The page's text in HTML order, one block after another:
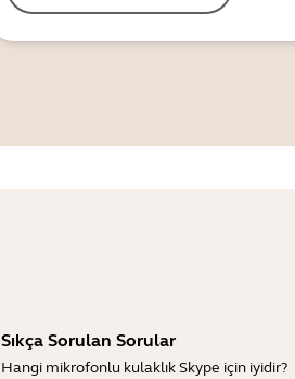
Sıkça Sorulan Sorular
Hangi mikrofonlu kulaklık Skype için iyidir?